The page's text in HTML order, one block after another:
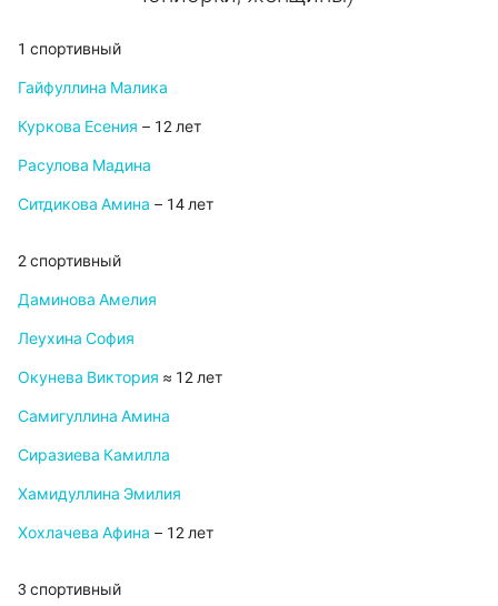
1 спортивный
Гайфуллина Малика
Куркова Есения – 12 лет
Расулова Мадина
Ситдикова Амина – 14 лет
2 спортивный
Даминова Амелия
Леухина София
Окунева Виктория ≈ 12 лет
Самигуллина Амина
Сиразиева Камилла
Хамидуллина Эмилия
Хохлачева Афина – 12 лет
3 спортивный